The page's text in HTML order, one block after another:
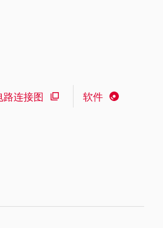
路连接图 软件